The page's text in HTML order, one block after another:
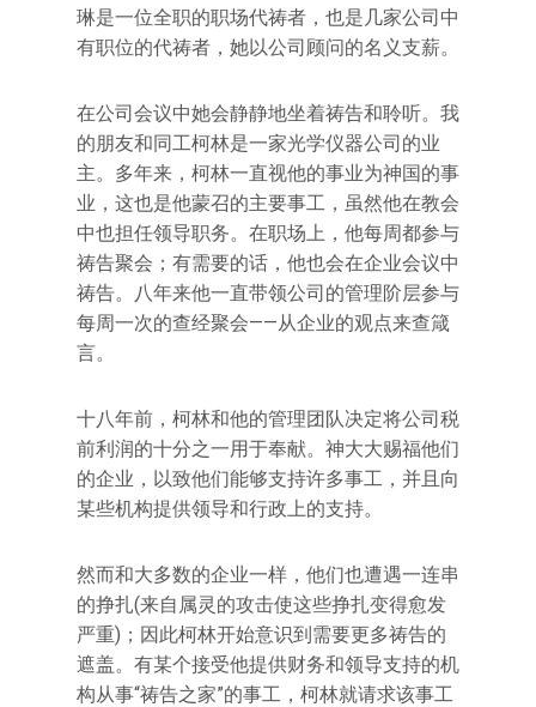
琳是一位全职的职场代祷者，也是几家公司中
有职位的代祷者，她以公司顾问的名义支薪。
在公司会议中她会静静地坐着祷告和聆听。我
的朋友和同工柯林是一家光学仪器公司的业
主。多年来，柯林一直视他的事业为神国的事
业，这也是他蒙召的主要事工，虽然他在教会
中也担任领导职务。在职场上，他每周都参与
祷告聚会；有需要的话，他也会在企业会议中
祷告。八年来他一直带领公司的管理阶层参与
每周一次的查经聚会——从企业的观点来查箴
言。
十八年前，柯林和他的管理团队决定将公司税
前利润的十分之一用于奉献。神大大赐福他们
的企业，以致他们能够支持许多事工，并且向
某些机构提供领导和行政上的支持。
然而和大多数的企业一样，他们也遭遇一连串
的挣扎(来自属灵的攻击使这些挣扎变得愈发
严重)；因此柯林开始意识到需要更多祷告的
遮盖。有某个接受他提供财务和领导支持的机
构从事“祷告之家”的事工，柯林就请求该事工